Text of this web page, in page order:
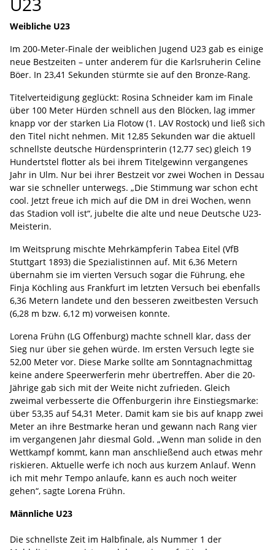
Weibliche U23
Im 200-Meter-Finale der weiblichen Jugend U23 gab es einige
neue Bestzeiten – unter anderem für die Karlsruherin Celine
Böer. In 23,41 Sekunden stürmte sie auf den Bronze-Rang.
Titelverteidigung geglückt: Rosina Schneider kam im Finale
über 100 Meter Hürden schnell aus den Blöcken, lag immer
knapp vor der starken Lia Flotow (1. LAV Rostock) und ließ sich
den Titel nicht nehmen. Mit 12,85 Sekunden war die aktuell
schnellste deutsche Hürdensprinterin (12,77 sec) gleich 19
Hundertstel flotter als bei ihrem Titelgewinn vergangenes
Jahr in Ulm. Nur bei ihrer Bestzeit vor zwei Wochen in Dessau
war sie schneller unterwegs. „Die Stimmung war schon echt
cool. Jetzt freue ich mich auf die DM in drei Wochen, wenn
das Stadion voll ist“, jubelte die alte und neue Deutsche U23-
Meisterin.
Im Weitsprung mischte Mehrkämpferin Tabea Eitel (VfB
Stuttgart 1893) die Spezialistinnen auf. Mit 6,36 Metern
übernahm sie im vierten Versuch sogar die Führung, ehe
Finja Köchling aus Frankfurt im letzten Versuch bei ebenfalls
6,36 Metern landete und den besseren zweitbesten Versuch
(6,28 m bzw. 6,12 m) vorweisen konnte.
Lorena Frühn (LG Offenburg) machte schnell klar, dass der
Sieg nur über sie gehen würde. Im ersten Versuch legte sie
52,00 Meter vor. Diese Marke sollte am Sonntagnachmittag
keine andere Speerwerferin mehr übertreffen. Aber die 20-
Jährige gab sich mit der Weite nicht zufrieden. Gleich
zweimal verbesserte die Offenburgerin ihre Einstiegsmarke:
über 53,35 auf 54,31 Meter. Damit kam sie bis auf knapp zwei
Meter an ihre Bestmarke heran und gewann nach Rang vier
im vergangenen Jahr diesmal Gold. „Wenn man solide in den
Wettkampf kommt, kann man anschließend auch etwas mehr
riskieren. Aktuelle werfe ich noch aus kurzem Anlauf. Wenn
ich mit mehr Tempo anlaufe, kann es auch noch weiter
gehen“, sagte Lorena Frühn.
Männliche U23
Die schnellste Zeit im Halbfinale, als Nummer 1 der